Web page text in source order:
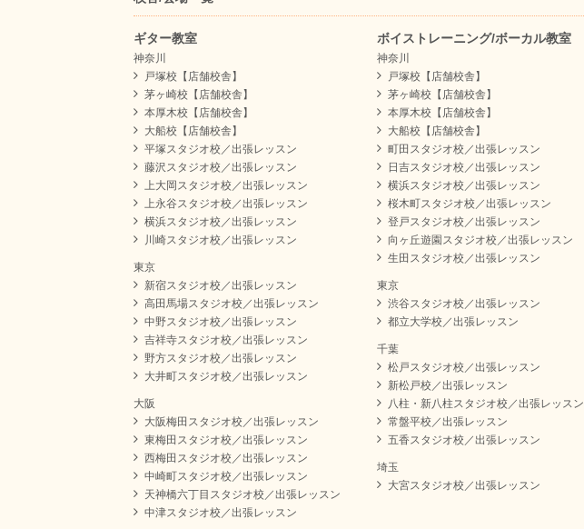
ギター教室
神奈川
戸塚校【店舗校舎】
茅ヶ崎校【店舗校舎】
本厚木校【店舗校舎】
大船校【店舗校舎】
平塚スタジオ校／出張レッスン
藤沢スタジオ校／出張レッスン
上大岡スタジオ校／出張レッスン
上永谷スタジオ校／出張レッスン
横浜スタジオ校／出張レッスン
川崎スタジオ校／出張レッスン
東京
新宿スタジオ校／出張レッスン
高田馬場スタジオ校／出張レッスン
中野スタジオ校／出張レッスン
吉祥寺スタジオ校／出張レッスン
野方スタジオ校／出張レッスン
大井町スタジオ校／出張レッスン
大阪
大阪梅田スタジオ校／出張レッスン
東梅田スタジオ校／出張レッスン
西梅田スタジオ校／出張レッスン
中崎町スタジオ校／出張レッスン
天神橋六丁目スタジオ校／出張レッスン
中津スタジオ校／出張レッスン
ボイストレーニング/ボーカル教室
神奈川
戸塚校【店舗校舎】
茅ヶ崎校【店舗校舎】
本厚木校【店舗校舎】
大船校【店舗校舎】
町田スタジオ校／出張レッスン
日吉スタジオ校／出張レッスン
横浜スタジオ校／出張レッスン
桜木町スタジオ校／出張レッスン
登戸スタジオ校／出張レッスン
向ヶ丘遊園スタジオ校／出張レッスン
生田スタジオ校／出張レッスン
東京
渋谷スタジオ校／出張レッスン
都立大学校／出張レッスン
千葉
松戸スタジオ校／出張レッスン
新松戸校／出張レッスン
八柱・新八柱スタジオ校／出張レッスン
常盤平校／出張レッスン
五香スタジオ校／出張レッスン
埼玉
大宮スタジオ校／出張レッスン